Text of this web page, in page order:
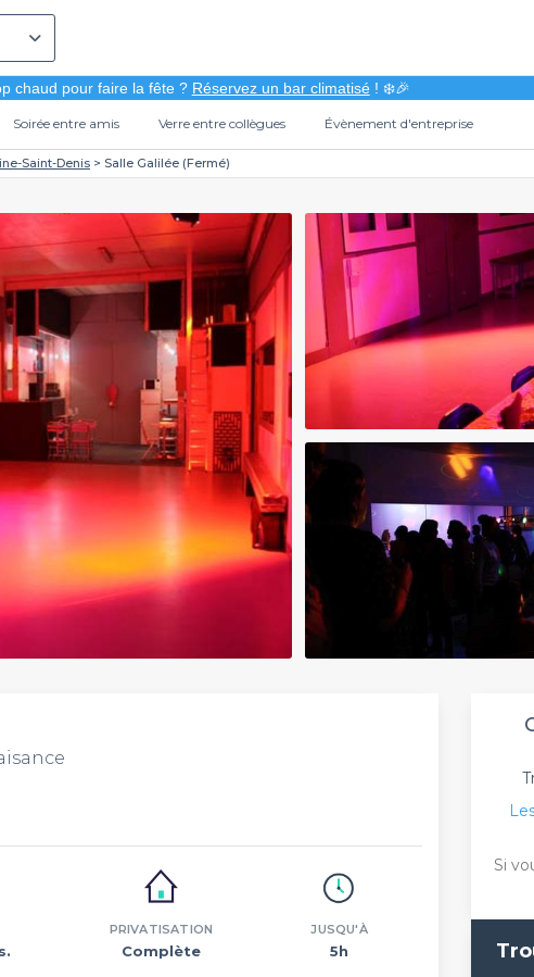
chaud pour faire la fête ? Réservez un bar climatisé! ❄️🎉
Soirée entre amis Verre entre collègues Évènement d'entreprise
Saint-Denis Salle Galilée (Fermé)
PRIVATISATION
Complète
JUSQU'À
5h
Si